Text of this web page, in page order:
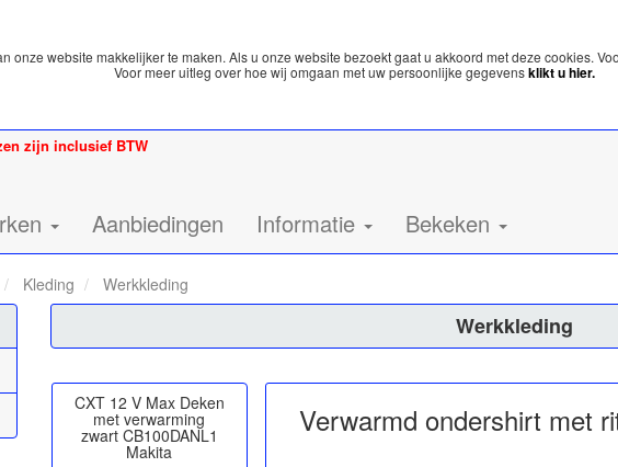
onze website makkelijker te maken. Als u onze website bezoekt gaat u akkoord met deze cookies.
Voor meer uitleg over hoe wij omgaan met uw persoonlijke gegevensklikt u hier.
zijn inclusief BTW
Aanbiedingen Informatie Bekeken
Kleding Werkkleding
Werkkleding
CXT 12 V Max Deken
met verwarming
zwart CB100DANL1
Makita
Verwarmd ondershirt met